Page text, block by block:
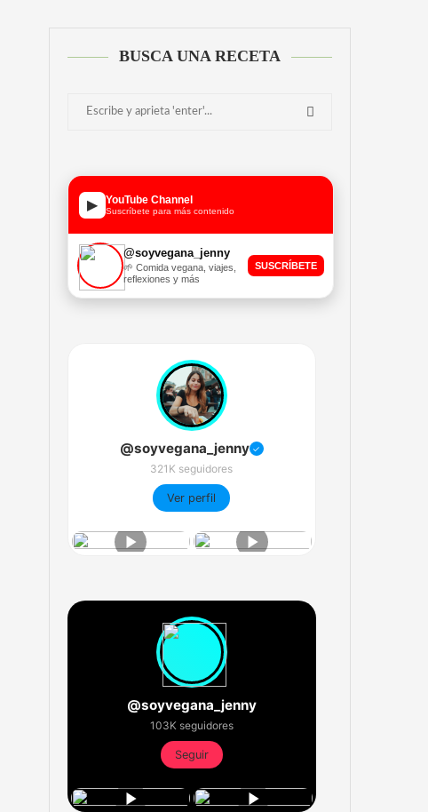
BUSCA UNA RECETA
▶ YouTube Channel
Suscríbete para más contenido
@soyvegana_jenny
🌱 Comida vegana, viajes,
reflexiones y más
SUSCRÍBETE
@soyvegana_jenny ✓
321K seguidores
Ver perfil
@soyvegana_jenny
103K seguidores
Seguir